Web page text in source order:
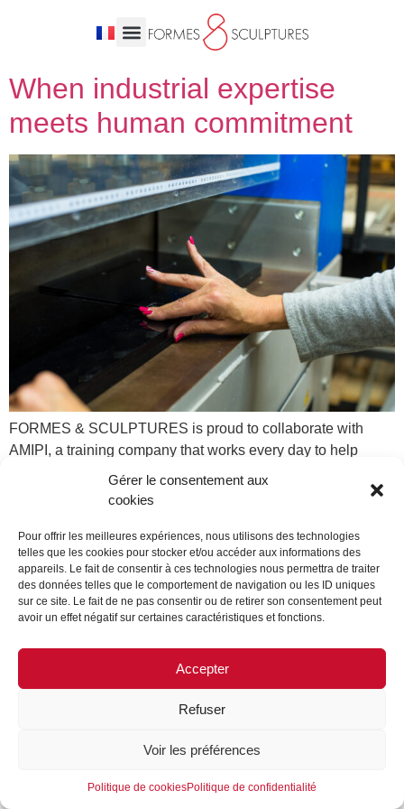
Gérer le consentement aux
cookies
Pour offrir les meilleures expériences, nous utilisons des technologies
telles que les cookies pour stocker et/ou accéder aux informations des
appareils. Le fait de consentir à ces technologies nous permettra de traiter
des données telles que le comportement de navigation ou les ID uniques
sur ce site. Le fait de ne pas consentir ou de retirer son consentement peut
avoir un effet négatif sur certaines caractéristiques et fonctions.
Accepter
Refuser
Voir les préférences
Politique de cookiesPolitique de confidentialité
When industrial expertise
meets human commitment
FORMES & SCULPTURES is proud to collaborate with
AMIPI, a training company that works every day to help
people with cognitive disabilities return to work.
FOLLOW US
©FORMES & SCULPTURES. 2023